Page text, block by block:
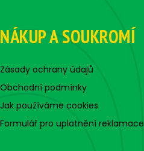
NÁKUP A SOUKROMÍ
Zásady ochrany údajů
Obchodní podmínky
Jak používáme cookies
Formulář pro uplatnění reklamace